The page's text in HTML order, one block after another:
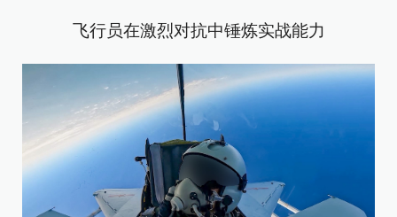
飞行员在激烈对抗中锤炼实战能力